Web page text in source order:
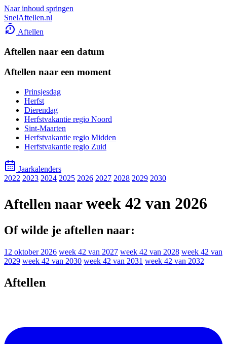
Naar inhoud springen
SnelAftellen.nl
Aftellen
Aftellen naar een datum
Aftellen naar een moment
Prinsjesdag
Herfst
Dierendag
Herfstvakantie regio Noord
Sint-Maarten
Herfstvakantie regio Midden
Herfstvakantie regio Zuid
Jaarkalenders
2022 2023 2024 2025 2026 2027 2028 2029 2030
Aftellen naar week 42 van 2026
Of wilde je aftellen naar:
12 oktober 2026 week 42 van 2027 week 42 van 2028 week 42 van
2029 week 42 van 2030 week 42 van 2031 week 42 van 2032
Aftellen